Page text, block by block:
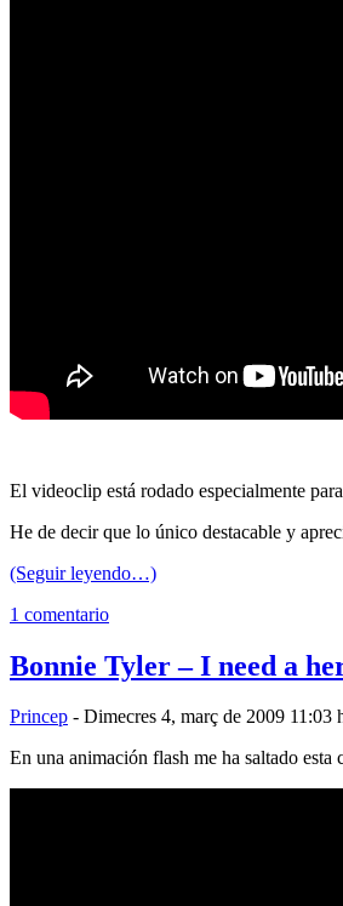
El videoclip está rodado especialmente
He de decir que lo único destacable y
(Seguir leyendo…)
1 comentario
Bonnie Tyler – I need a
Princep - Dimecres 4, març de 2009 11:03
En una animación flash me ha saltado